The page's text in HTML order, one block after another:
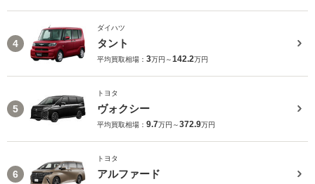
4
ダイハツ
タント
平均買取相場： 3万円～142.2万円
5
トヨタ
ヴォクシー
平均買取相場： 9.7万円～372.9万円
6
トヨタ
アルファード